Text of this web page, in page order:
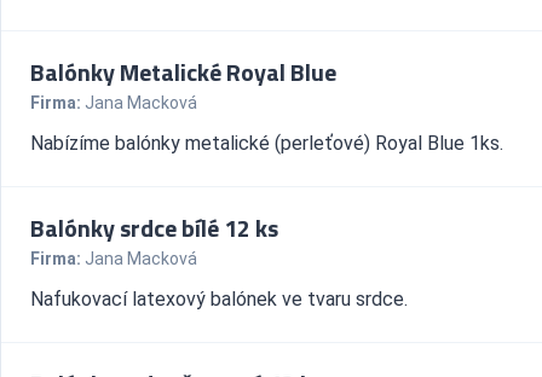
Balónky Metalické Royal Blue
Firma: Jana Macková
Nabízíme balónky metalické (perleťové) Royal Blue 1ks.
Balónky srdce bílé 12 ks
Firma: Jana Macková
Nafukovací latexový balónek ve tvaru srdce.